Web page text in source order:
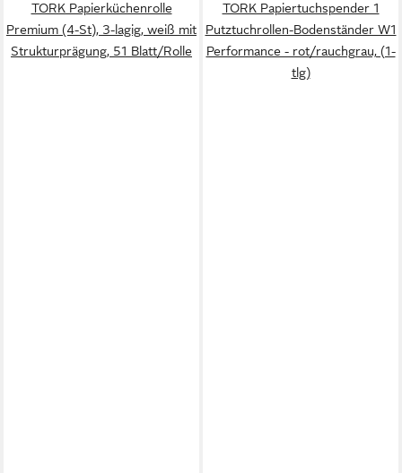
TORK Papierküchenrolle
Premium (4-St), 3-lagig, weiß mit
Strukturprägung, 51 Blatt/Rolle
TORK Papiertuchspender 1
Putztuchrollen-Bodenständer W1
Performance - rot/rauchgrau, (1-
tlg)